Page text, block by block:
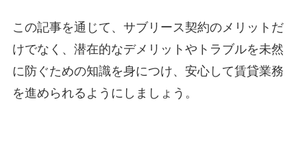
この記事を通じて、サブリース契約のメリットだ
けでなく、潜在的なデメリットやトラブルを未然
に防ぐための知識を身につけ、安心して賃貸業務
を進められるようにしましょう。